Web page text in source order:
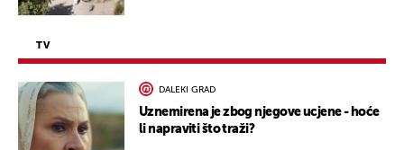
TV
DALEKI GRAD
Uznemirena je zbog njegove ucjene - hoće
li napraviti što traži?